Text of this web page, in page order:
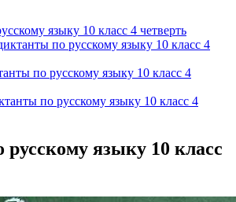
языку 10 класс 4 четверть
по русскому языку 10 класс 4
по русскому языку 10 класс 4
по русскому языку 10 класс 4
языку 10 класс